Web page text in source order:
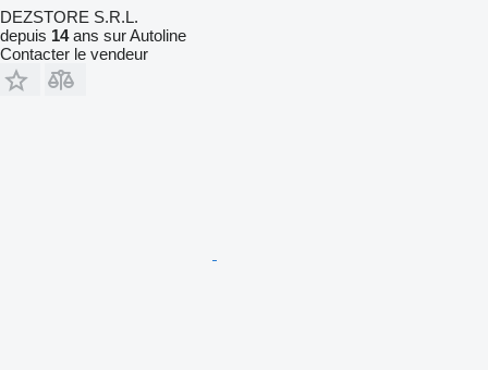
DEZSTORE S.R.L.
depuis 14ans sur Autoline
Contacter le vendeur